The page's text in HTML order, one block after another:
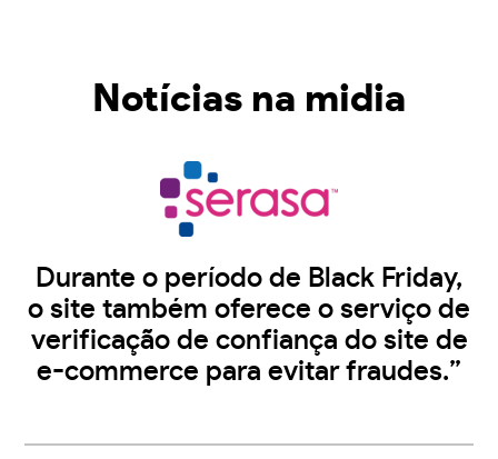
Notícias na midia
Durante o período de Black Friday,
o site também oferece o serviço de
verificação de confiança do site de
e-commerce para evitar fraudes.”